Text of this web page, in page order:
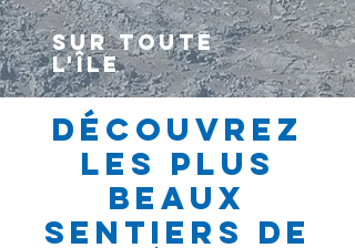
SUR TOUTE
L'ÎLE
Découvrez
les plus
beaux
sentiers de